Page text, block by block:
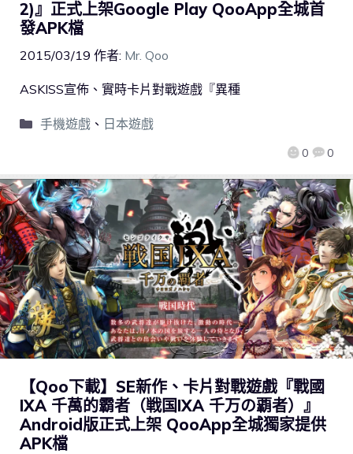
2)』正式上架Google Play QooApp全城首
發APK檔
2015/03/19 作者: Mr. Qoo
0 0
ASKISS宣佈、實時卡片對戰遊戲『異種
手機遊戲、 日本遊戲
【Qoo下載】SE新作、卡片對戰遊戲『戰國
IXA 千萬的霸者（戦国IXA 千万の覇者）』
Android版正式上架 QooApp全城獨家提供
APK檔